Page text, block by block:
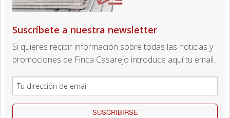
Suscríbete a nuestra newsletter
Si quieres recibir información sobre todas las noticias y
promociones de Finca Casarejo introduce aquí tu email.
SUSCRIBIRSE